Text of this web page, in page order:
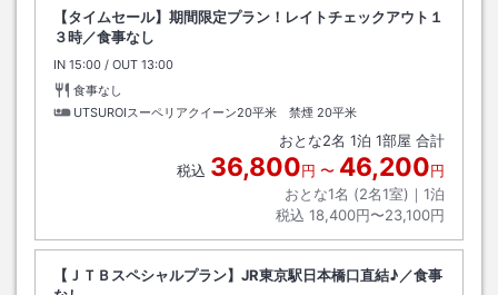
【タイムセール】期間限定プラン！レイトチェックアウト１
３時／食事なし
IN チェックイン
15:00 / OUT チェックアウト
13:00
食事なし
UTSUROIスーペリアクイーン20平米 禁煙 20平米
おとな2名 1泊 1部屋 合計
税込 36,800円 〜 46,200円
おとな1名 (2名1室)｜ 1泊
税込 18,400円〜23,100円
【ＪＴＢスペシャルプラン】JR東京駅日本橋口直結♪／食事